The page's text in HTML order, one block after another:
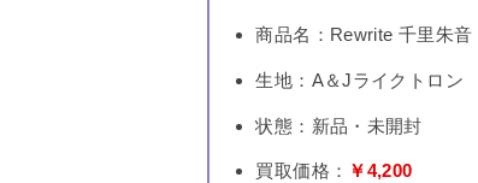
商品名：Rewrite 千里朱
生地：A＆Jライクトロン
状態：新品・未開封
買取価格： ￥4,200